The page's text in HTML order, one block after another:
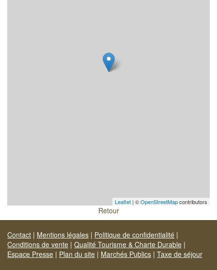
Leaflet | ©OpenStreetMapcontributors
Retour
Contact | Mentions légales | Politique de confidentialité |
Conditions de vente | Qualité Tourisme & Charte Durable |
Espace Presse | Plan du site | Marchés Publics | Taxe de séjour